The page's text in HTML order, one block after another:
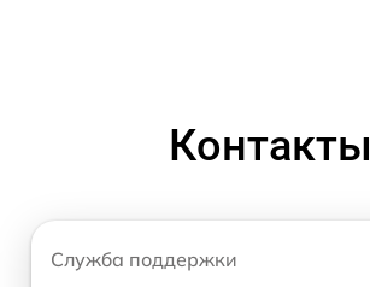
Контакты
Служба поддержки